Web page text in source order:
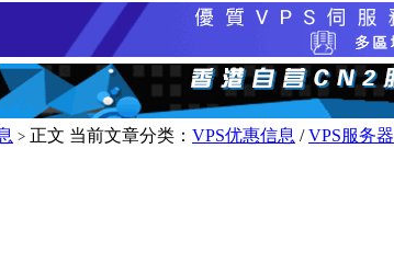
> 正文 当前文章分类： VPS优惠信息 /VPS服务器